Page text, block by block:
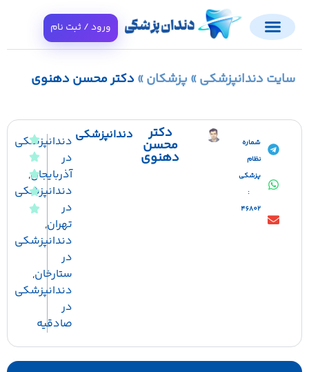
ورود / ثبت نام
دندانپزشکی»پزشکان»دکتر محسن دهنوی
شماره
پزشکی
46802
دکتر
محسن
دهنوی
دندانپزشکیدندانپزشکی
آذربایجان,
دندانپزشکی
تهران,
دندانپزشکی
ستارخان,
دندانپزشکی
صادقیه